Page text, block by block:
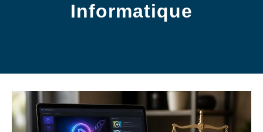
Informatique